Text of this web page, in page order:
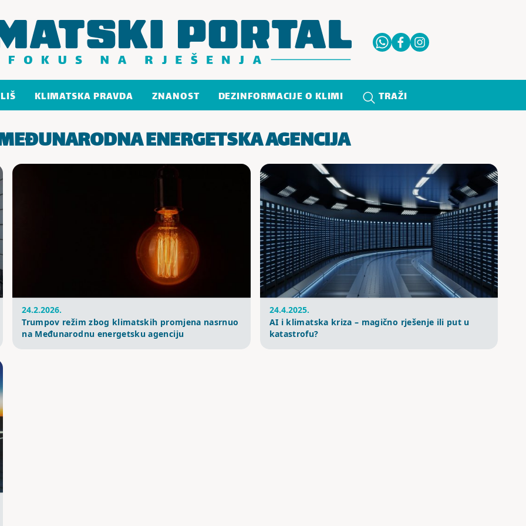
KLIMATSKA PRAVDA ZNANOST DEZINFORMACIJE O KLIMI TRAŽI
ENERGETSKA AGENCIJA
24.2.2026.
Trumpov režim zbog klimatskih promjena nasrnuo
na Međunarodnu energetsku agenciju
24.4.2025.
AI i klimatska kriza – magično rješenje ili put u
katastrofu?